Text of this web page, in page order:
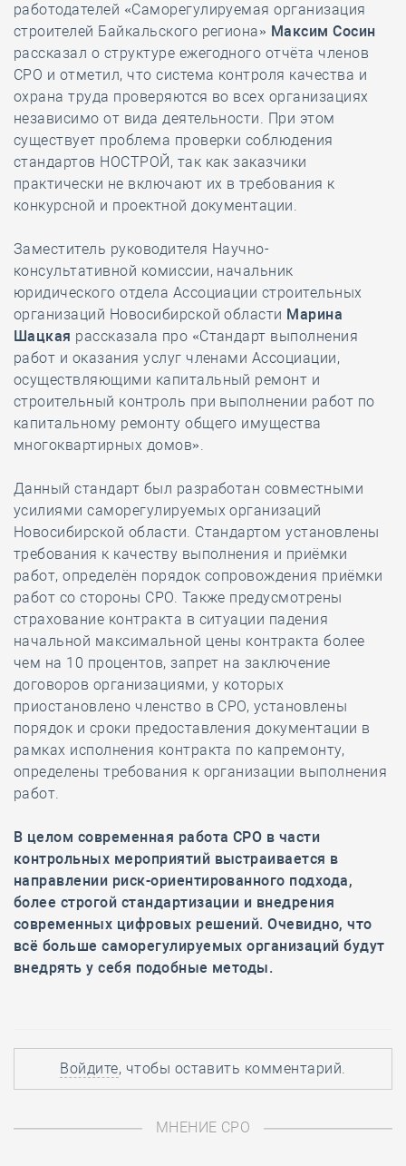
работодателей «Саморегулируемая организация
строителей Байкальского региона» Максим Сосин
рассказал о структуре ежегодного отчёта членов
СРО и отметил, что система контроля качества и
охрана труда проверяются во всех организациях
независимо от вида деятельности. При этом
существует проблема проверки соблюдения
стандартов НОСТРОЙ, так как заказчики
практически не включают их в требования к
конкурсной и проектной документации.
Заместитель руководителя Научно-
консультативной комиссии, начальник
юридического отдела Ассоциации строительных
организаций Новосибирской области Марина
Шацкая рассказала про «Стандарт выполнения
работ и оказания услуг членами Ассоциации,
осуществляющими капитальный ремонт и
строительный контроль при выполнении работ по
капитальному ремонту общего имущества
многоквартирных домов».
Данный стандарт был разработан совместными
усилиями саморегулируемых организаций
Новосибирской области. Стандартом установлены
требования к качеству выполнения и приёмки
работ, определён порядок сопровождения приёмки
работ со стороны СРО. Также предусмотрены
страхование контракта в ситуации падения
начальной максимальной цены контракта более
чем на 10 процентов, запрет на заключение
договоров организациями, у которых
приостановлено членство в СРО, установлены
порядок и сроки предоставления документации в
рамках исполнения контракта по капремонту,
определены требования к организации выполнения
работ.
В целом современная работа СРО в части
контрольных мероприятий выстраивается в
направлении риск-ориентированного подхода,
более строгой стандартизации и внедрения
современных цифровых решений. Очевидно, что
всё больше саморегулируемых организаций будут
внедрять у себя подобные методы.
Войдите, чтобы оставить комментарий.
МНЕНИЕ СРО